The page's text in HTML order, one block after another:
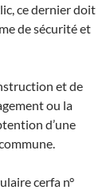
ce dernier doit
de sécurité et
et de
ou la
d’une
cerfa n°